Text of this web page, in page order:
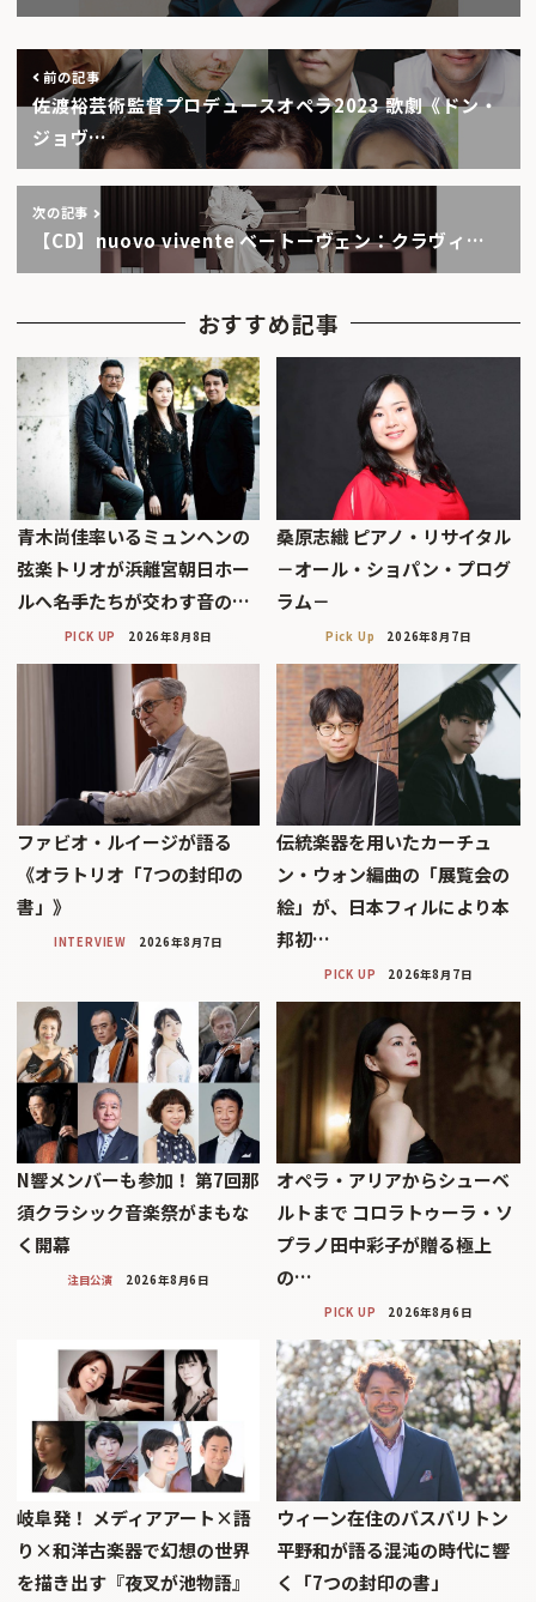
前の記事
佐渡裕芸術監督プロデュースオペラ2023 歌劇《ドン・
ジョヴ…
次の記事
【CD】nuovo vivente ベートーヴェン：クラヴィ…
おすすめ記事
青木尚佳率いるミュンヘンの
弦楽トリオが浜離宮朝日ホー
ルへ――名手たちが交わす音の…
PICK UP 2026年8月8日
桑原志織 ピアノ・リサイタル
－オール・ショパン・プログ
ラム－
Pick Up 2026年8月7日
ファビオ・ルイージが語る
《オラトリオ「7つの封印の
書」》
INTERVIEW 2026年8月7日
伝統楽器を用いたカーチュ
ン・ウォン編曲の「展覧会の
絵」が、日本フィルにより本
邦初…
PICK UP 2026年8月7日
N響メンバーも参加！ 第7回那
須クラシック音楽祭がまもな
く開幕
注目公演 2026年8月6日
オペラ・アリアからシューベ
ルトまで コロラトゥーラ・ソ
プラノ田中彩子が贈る極上
の…
PICK UP 2026年8月6日
岐阜発！ メディアアート×語
り×和洋古楽器で幻想の世界
を描き出す『夜叉が池物語』
ウィーン在住のバスバリトン
平野和が語る混沌の時代に響
く「7つの封印の書」